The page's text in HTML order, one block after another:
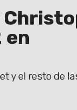
en
y el resto de